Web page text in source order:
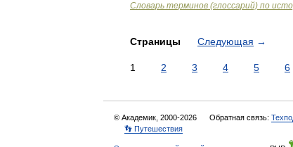
Словарь терминов (глоссарий) по
Страницы Следующая →
1 2 3 4 5 6
© Академик, 2000-2026 Обратная связь:
👣 Путешествия